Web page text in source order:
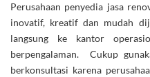
Perusahaan penyedia jasa
inovatif, kreatif dan mudah
langsung ke kantor
berpengalaman. Cukup
berkonsultasi karena